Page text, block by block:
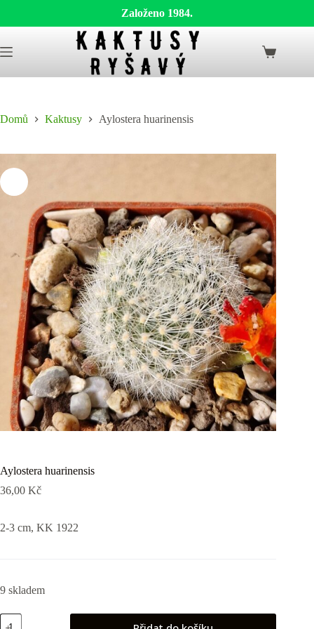
Založeno 1984.
to
content
Shopping
Domů Kaktusy Aylostera huarinensis
Aylostera huarinensis
36,00 Kč
2-3 cm, KK 1922
9 skladem
Aylostera